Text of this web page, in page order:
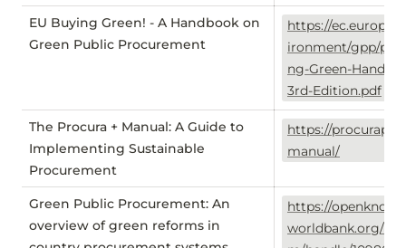
EU Buying Green! - A Handbook on
Green Public Procurement
https://
ironment/gpp/
ng-Green-
3rd-Edition.pdf
The Procura + Manual: A Guide to
Implementing Sustainable
Procurement
https://
manual/
Green Public Procurement: An
overview of green reforms in
https://
worldbank.org/